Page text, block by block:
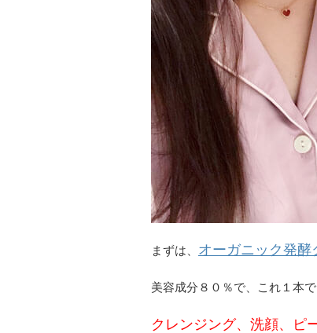
まずは、 オーガニック発酵
美容成分８０％で、これ１本で
クレンジング、洗顔、ピ